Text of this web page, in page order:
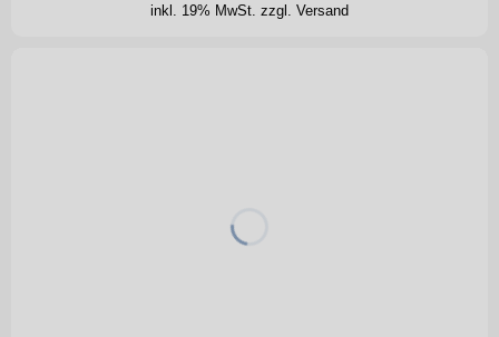
inkl. 19% MwSt. zzgl. Versand